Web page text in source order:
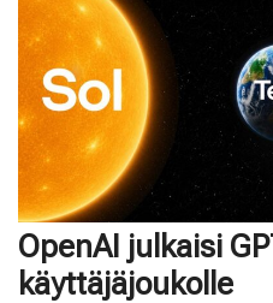
OpenAI julkaisi
käyttäjäjoukolle